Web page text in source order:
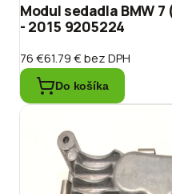
Modul sedadla BMW 7
- 2015 9205224
76 €61.79 €bez DPH
Do košíka